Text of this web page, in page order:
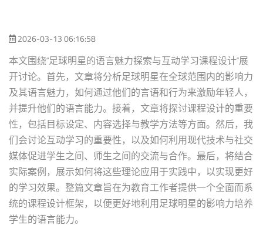
2026-03-13 06:16:58
本文围绕“足球明星的语言魅力探索与互动学习课程设计”展
开讨论。首先，文章将分析足球明星在全球范围内的影响力
及其语言魅力，如何通过他们的言语和行为来激励年轻人，
并提升他们的语言能力。接着，文章将探讨课程设计的重要
性，包括目标设定、内容选择与教学方法等方面。然后，我
们会讨论互动学习的重要性，以及如何利用现代技术与社交
媒体促进学生之间、师生之间的交流与合作。最后，将结合
实际案例，展示如何将这些理论应用于实践中，以实现更好
的学习效果。整篇文章旨在为教育工作者提供一个全面而系
统的课程设计框架，以便更好地利用足球明星的影响力培养
学生的语言能力。